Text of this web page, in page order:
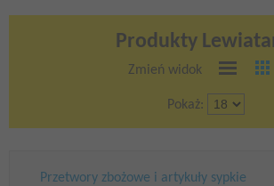
Produkty
Zmień widok
Pokaż:
Przetwory zbożowe i artykuły sypkie